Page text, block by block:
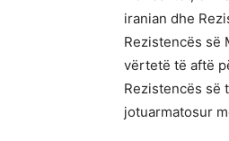
iranian dhe
Rezistencës së
vërtetë të aftë
Rezistencës së
jotuarmatosur